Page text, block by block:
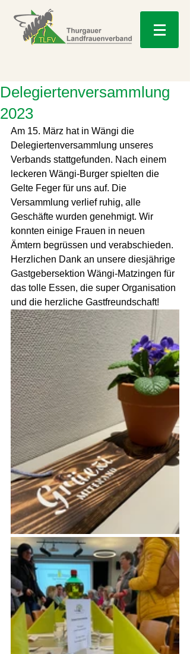
Delegiertenversammlung
2023
Am 15. März hat in Wängi die
Delegiertenversammlung unseres
Verbands stattgefunden. Nach einem
leckeren Wängi-Burger spielten die
Gelte Feger für uns auf. Die
Versammlung verlief ruhig, alle
Geschäfte wurden genehmigt. Wir
konnten einige Frauen in neuen
Ämtern begrüssen und verabschieden.
Herzlichen Dank an unsere diesjährige
Gastgebersektion Wängi-Matzingen für
das tolle Essen, die super Organisation
und die herzliche Gastfreundschaft!